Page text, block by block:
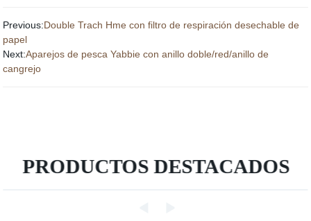
Previous:Double Trach Hme con filtro de respiración desechable de
papel
Next:Aparejos de pesca Yabbie con anillo doble/red/anillo de
cangrejo
PRODUCTOS DESTACADOS